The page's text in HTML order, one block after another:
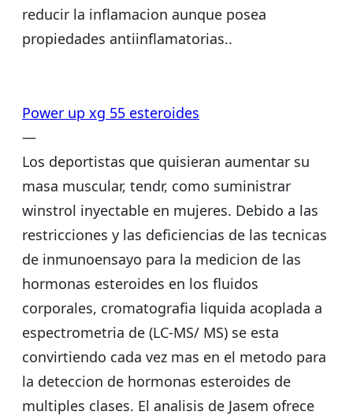
reducir la inflamacion aunque posea
propiedades antiinflamatorias..
Power up xg 55 esteroides
—
Los deportistas que quisieran aumentar su
masa muscular, tendr, como suministrar
winstrol inyectable en mujeres. Debido a las
restricciones y las deficiencias de las tecnicas
de inmunoensayo para la medicion de las
hormonas esteroides en los fluidos
corporales, cromatografia liquida acoplada a
espectrometria de (LC-MS/ MS) se esta
convirtiendo cada vez mas en el metodo para
la deteccion de hormonas esteroides de
multiples clases. El analisis de Jasem ofrece